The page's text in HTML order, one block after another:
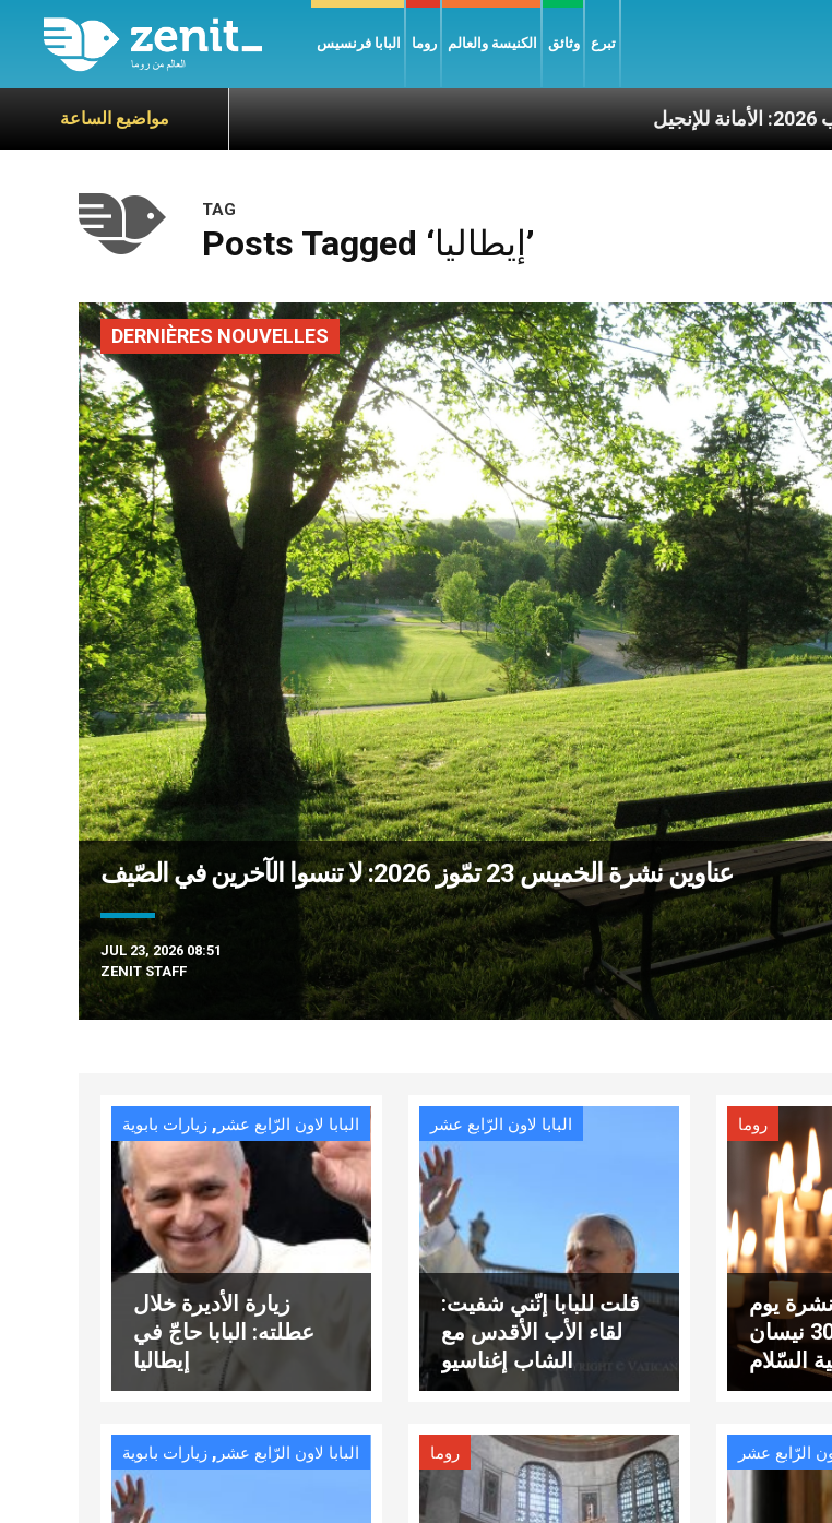
البابا فرنسيس روما الكنيسة والعالم وثائق تبرع
مواضيع الساعة 6 آب 2026: الأمانة للإنجيل
TAG
Posts Tagged ‘إيطاليا’
DERNIÈRES NOUVELLES
عناوين نشرة الخميس 23 تمّوز 2026: لا تنسوا الآخرين في الصّيف
JUL 23, 2026 08:51
ZENIT STAFF
البابا لاون الرّابع عشر , زيارات بابوية
زيارة الأديرة خلال
عطلته: البابا حاجّ في
إيطاليا
البابا لاون الرّابع عشر
قلت للبابا إنّني شفيت:
لقاء الأب الأقدس مع
الشاب إغناسيو
روما
يوم
الخميس 30 نيسان
البابا لاون الرّابع عشر , زيارات بابوية روما الرّابع عشر